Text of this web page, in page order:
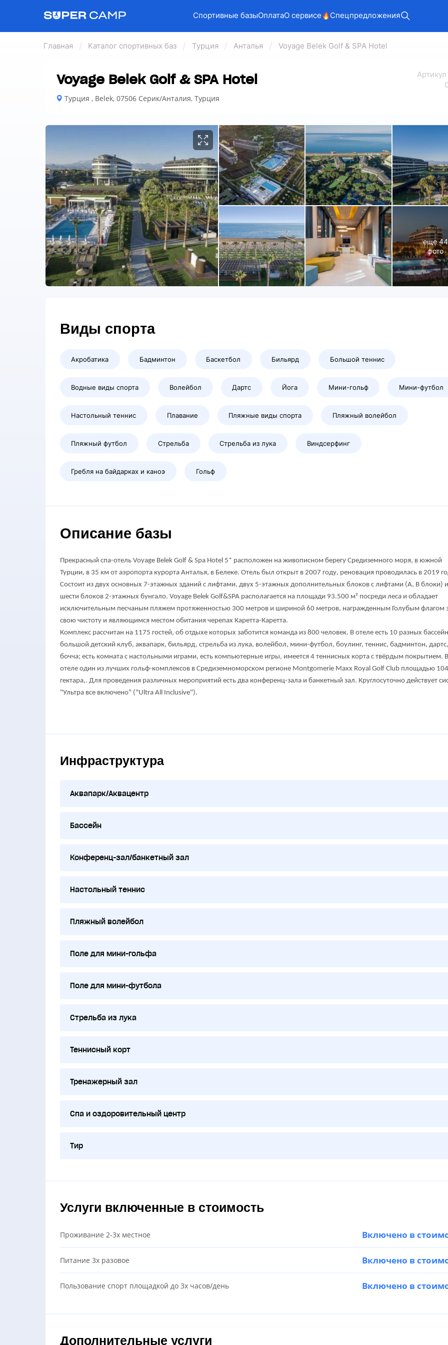
Спортивные базыОплатаО сервисе Спецпредложения
Главная Каталог спортивных баз Турция Анталья Voyage Belek Golf & SPA Hotel
Арт
Voyage Belek Golf & SPA Hotel
Турция , Belek, 07506 Серик/Анталия, Турция
еще44
фото
Виды спорта
Акробатика Бадминтон Баскетбол Бильярд Большой теннис
Водные виды спорта Волейбол Дартс Йога Мини-гольф Мини-футбол
Настольный теннис Плавание Пляжные виды спорта Пляжный волейбол
Пляжный футбол Стрельба Стрельба из лука Виндсерфинг
Гребля на байдарках и каноэ Гольф
Описание базы
Прекрасный спа-отель Voyage Belek Golf & Spa Hotel 5* расположен на живописном берегу Средиземного моря, в южной
Турции, в 35 км от аэропорта курорта Анталья, в Белеке. Отель был открыт в 2007 году, реновация проводилась в 2019
Состоит из двух основных 7-этажных зданий с лифтами, двух 5-этажных дополнительных блоков с лифтами (А, В блоки) и
шести блоков 2-этажных бунгало. Voyage Belek Golf&SPA располагается на площади 93.500 м² посреди леса и обладает
исключительным песчаным пляжем протяженностью 300 метров и шириной 60 метров, награжденным Голубым флагом
свою чистоту и являющимся местом обитания черепах Каретта-Каретта.
Комплекс рассчитан на 1175 гостей, об отдыхе которых заботится команда из 800 человек. В отеле есть 10 разных
большой детский клуб, аквапарк, бильярд, стрельба из лука, волейбол, мини-футбол, боулинг, теннис, бадминтон, дартс,
бочча; есть комната с настольными играми, есть компьютерные игры, имеется 4 теннисных корта с твёрдым покрытием. В
отеле один из лучших гольф-комплексов в Средиземноморском регионе Montgomerie Maxx Royal Golf Club площадью 104
гектара,. Для проведения различных мероприятий есть два конференц-зала и банкетный зал. Круглосуточно действует
"Ультра все включено" ("Ultra All Inclusive").
Инфраструктура
Аквапарк/Аквацентр
Бассейн
Конференц-зал/банкетный зал
Настольный теннис
Пляжный волейбол
Поле для мини-гольфа
Поле для мини-футбола
Стрельба из лука
Теннисный корт
Тренажерный зал
Спа и оздоровительный центр
Тир
Услуги включенные в стоимость
Проживание 2-3х местное Включено в
Питание 3х разовое Включено в
Пользование спорт площадкой до 3х часов/день Включено в
Дополнительные услуги